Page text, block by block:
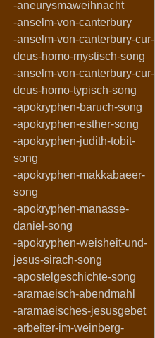
-aneurysmaweihnacht
-anselm-von-canterbury
-anselm-von-canterbury-cur-
deus-homo-mystisch-song
-anselm-von-canterbury-cur-
deus-homo-typisch-song
-apokryphen-baruch-song
-apokryphen-esther-song
-apokryphen-judith-tobit-
song
-apokryphen-makkabaeer-
song
-apokryphen-manasse-
daniel-song
-apokryphen-weisheit-und-
jesus-sirach-song
-apostelgeschichte-song
-aramaeisch-abendmahl
-aramaeisches-jesusgebet
-arbeiter-im-weinberg-